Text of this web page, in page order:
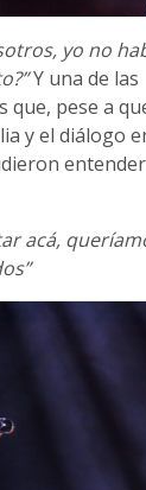
yo no
Y una de las
que, pese a
y el diálogo
acá,